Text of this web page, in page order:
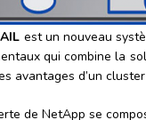
est un nouveau
qui combine la
avantages d’un cluster
de NetApp se